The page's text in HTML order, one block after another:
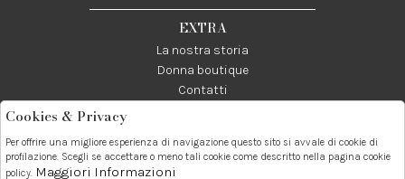
EXTRA
La nostra storia
Donna boutique
Contatti
Telefono:
089237858
Whatsapp:
3338855601
Contatti:
info@donna1981.it
Cookies & Privacy
Per offrire una migliore esperienza di navigazione questo sito si avvale di cookie di
profilazione. Scegli se accettare o meno tali cookie come descritto nella pagina cookie
policy. Maggiori Informazioni